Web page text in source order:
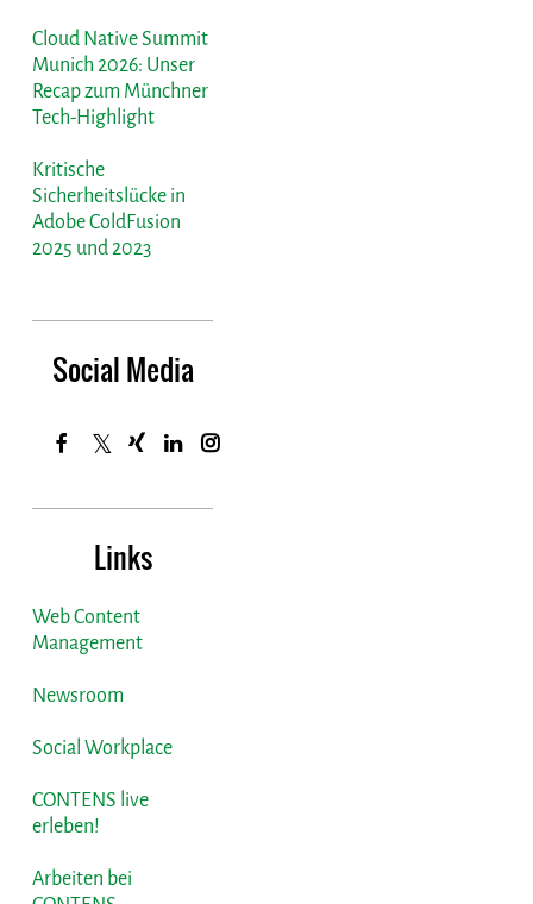
Cloud Native Summit
Munich 2026: Unser
Recap zum Münchner
Tech-Highlight
Kritische
Sicherheitslücke in
Adobe ColdFusion
2025 und 2023
Social Media
Links
Web Content
Management
Newsroom
Social Workplace
CONTENS live
erleben!
Arbeiten bei